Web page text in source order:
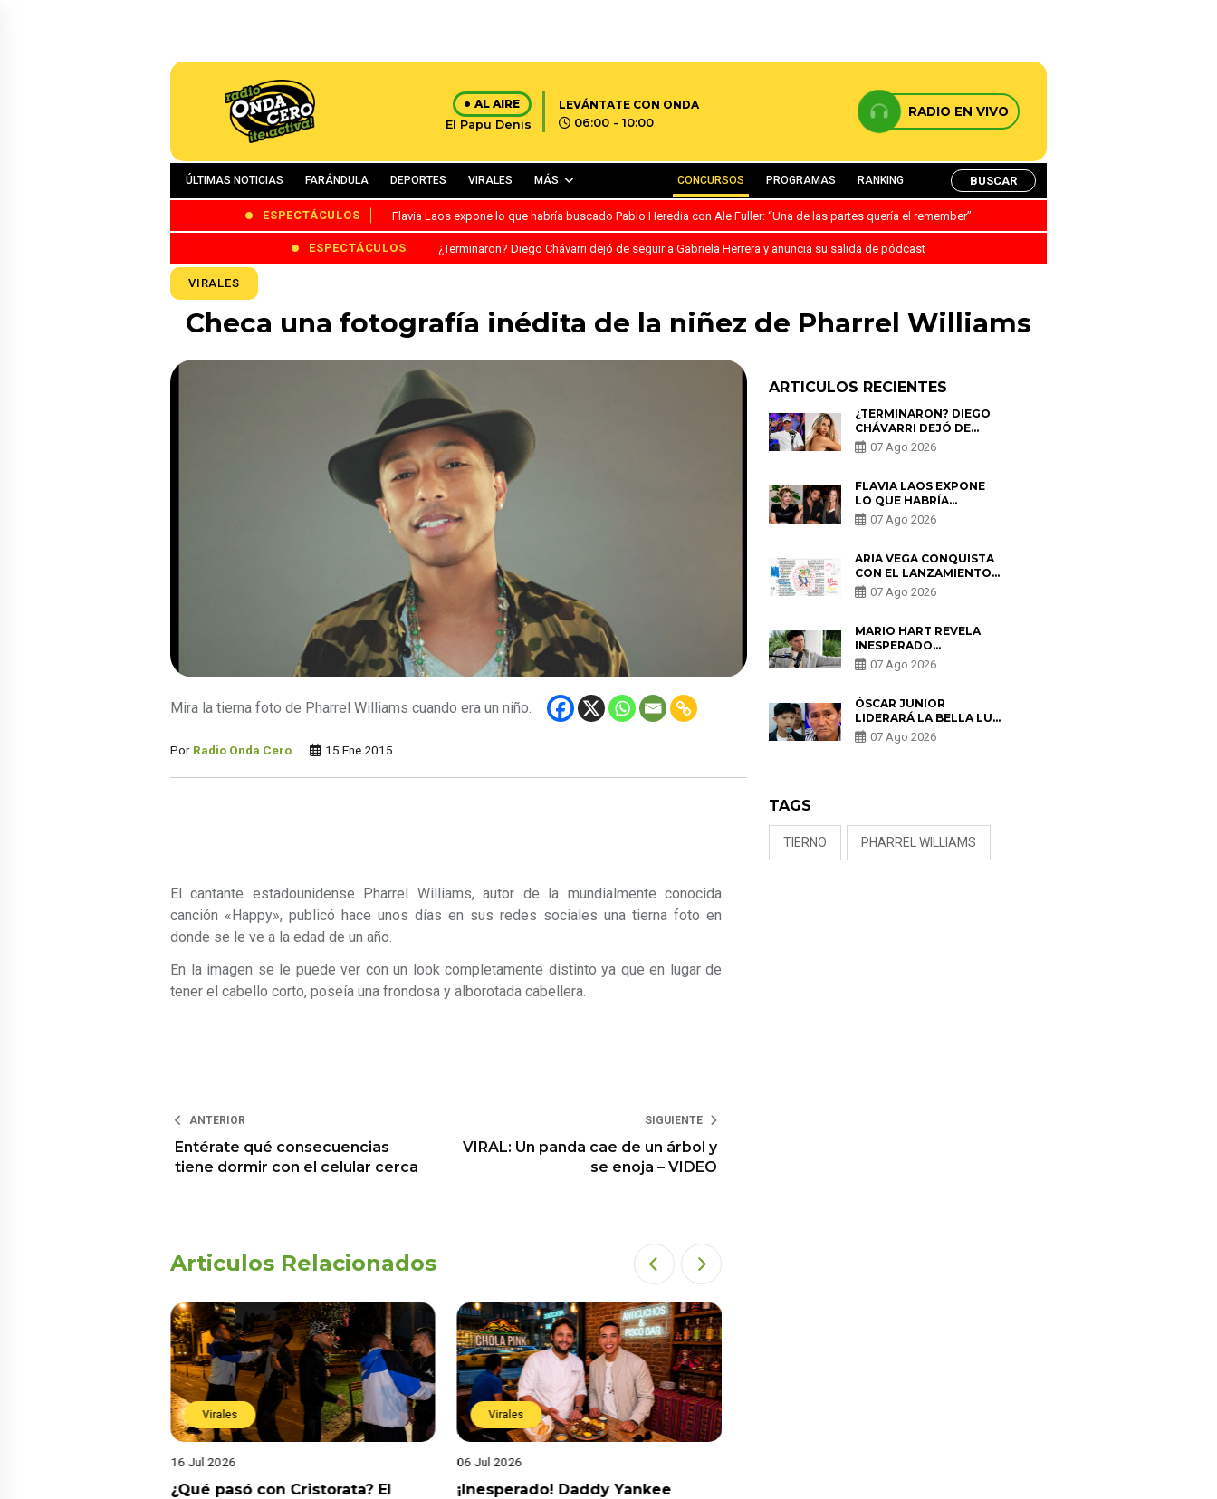
AL AIRE
El Papu Denis
LEVÁNTATE CON ONDA
06:00 - 10:00
RADIO EN VIVO
ÚLTIMAS NOTICIAS FARÁNDULA DEPORTES VIRALES MÁS CONCURSOS PROGRAMAS RANKING BUSCAR
ESPECTÁCULOS Flavia Laos expone lo que habría buscado Pablo Heredia con Ale Fuller: “Una de las partes quería el remember”
ESPECTÁCULOS ¿Terminaron? Diego Chávarri dejó de seguir a Gabriela Herrera y anuncia su salida de pódcast
VIRALES
Checa una fotografía inédita de la niñez de Pharrel Williams
Mira la tierna foto de Pharrel Williams cuando era un niño.
Por Radio Onda Cero 15 Ene 2015
El cantante estadounidense Pharrel Williams, autor de la mundialmente conocida
canción «Happy», publicó hace unos días en sus redes sociales una tierna foto en
donde se le ve a la edad de un año.
En la imagen se le puede ver con un look completamente distinto ya que en lugar de
tener el cabello corto, poseía una frondosa y alborotada cabellera.
ANTERIOR
Entérate qué consecuencias
tiene dormir con el celular cerca
SIGUIENTE
VIRAL: Un panda cae de un árbol y
se enoja – VIDEO
Articulos Relacionados
Virales
16 Jul 2026
¿Qué pasó con Cristorata? El
Virales
06 Jul 2026
¡Inesperado! Daddy Yankee
ARTICULOS RECIENTES
¿TERMINARON? DIEGO
CHÁVARRI DEJÓ DE
SEGUIR A GABRIELA
HERRERA Y ANUNCIA SU
07 Ago 2026
FLAVIA LAOS EXPONE
LO QUE HABRÍA
BUSCADO PABLO
HEREDIA CON ALE
PARTES QUERÍA EL
REMEMBER”
07 Ago 2026
ARIA VEGA CONQUISTA
CON EL LANZAMIENTO
DE “TOTOTO (+4)”
07 Ago 2026
MARIO HART REVELA
INESPERADO
PROBLEMA DE SALUD
ANTES DE SEPARARSE
ENCONTRARON UN
TUMOR”
07 Ago 2026
ÓSCAR JUNIOR
LIDERARÁ LA BELLA LUZ
TRAS SALIDA DE SU
PADRE POR POLÉMICA
07 Ago 2026
TAGS
TIERNO PHARREL WILLIAMS